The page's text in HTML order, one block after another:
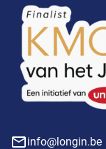
info@longin.be